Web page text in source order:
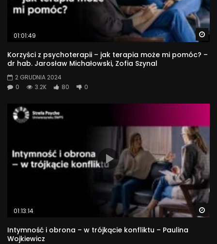
01:01:49
Korzyści z psychoterapii – jak terapia może mi pomóc? –
dr hab. Jarosław Michałowski, Zofia Szynal
2 GRUDNIA 2024
0
3.2K 80 0
01:13:14
Intymność i obrona – w trójkącie konfliktu – Paulina
Wojkiewicz